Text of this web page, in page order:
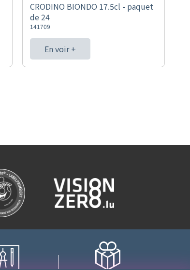
CRODINO BIONDO 17.5cl - paquet
de 24
141709
En voir +